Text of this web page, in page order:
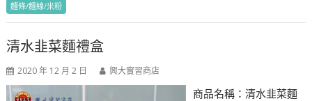
麵條/麵線/米粉
清水韭菜麵禮盒
2020 年 12 月 2 日 興大實習商店
商品名稱：清水韭菜麵